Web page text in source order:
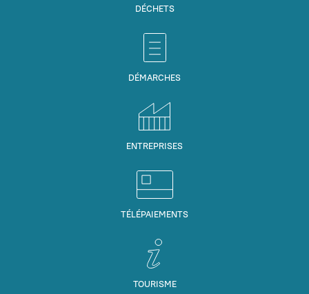
DÉCHETS
DÉMARCHES
ENTREPRISES
TÉLÉPAIEMENTS
TOURISME